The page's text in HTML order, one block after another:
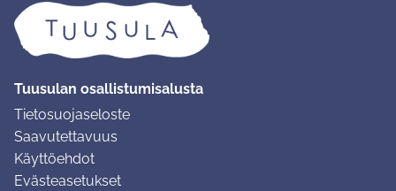
Tuusulan osallistumisalusta
Tietosuojaseloste
Saavutettavuus
Käyttöehdot
Evästeasetukset